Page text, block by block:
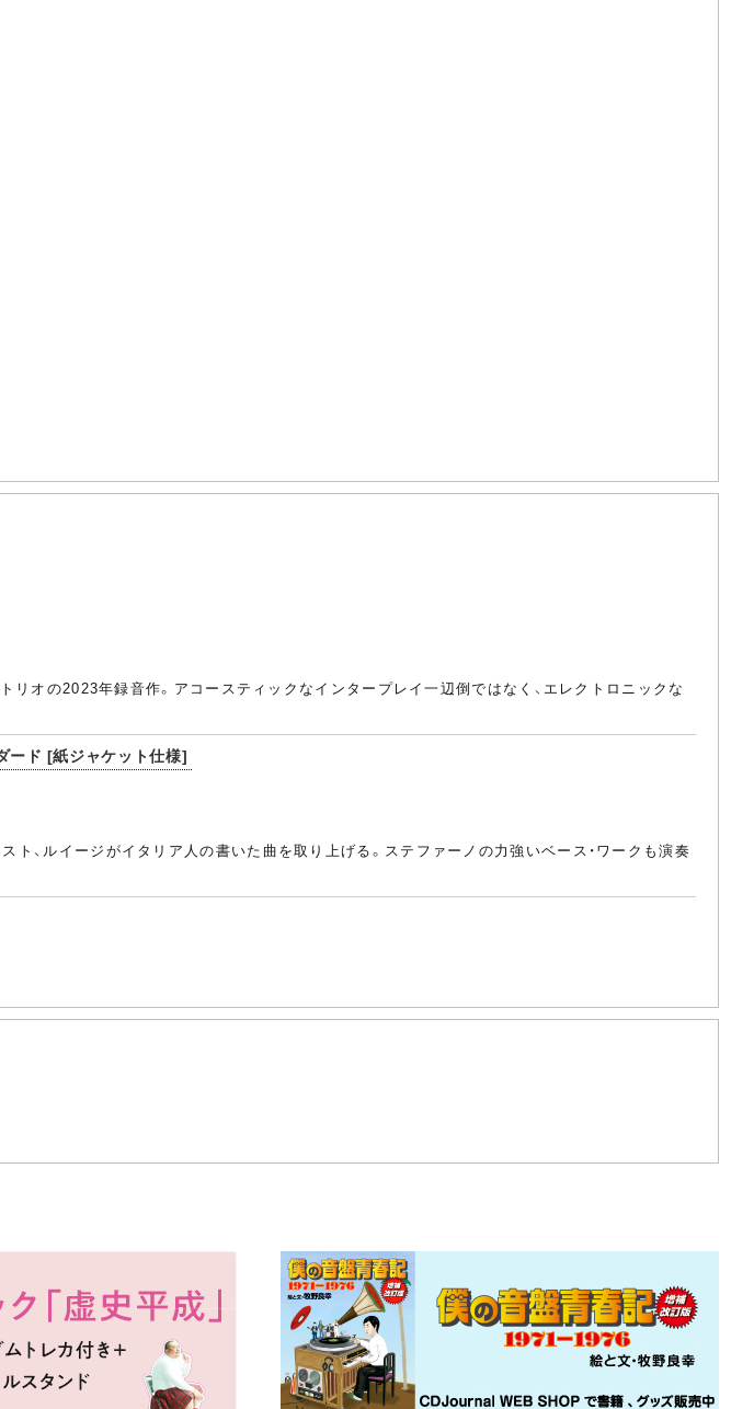
リオの2023年録音作。アコースティックなインタープレイ一辺倒ではなく、エレクトロニックな
ード [紙ジャケット仕様]
、ルイージがイタリア人の書いた曲を取り上げる。ステファーノの力強いベース・ワークも演奏